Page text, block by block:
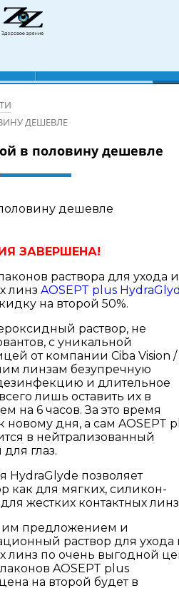
зрения
ДЕШЕВЛЕ
в половину дешевле
ЗАВЕРШЕНА!
раствора для ухода и
линз AOSEPT plus
на второй 50%.
раствор, не
с уникальной
от компании Ciba Vision /
линзам безупречную
и длительное
лишь оставить их в
на 6 часов. За это время
новому дня, а сам AOSEPT
в нейтрализованный
глаз.
HydraGlyde позволяет
как для мягких, силикон-
жестких контактных
предложением и
раствор для ухода
линз по очень выгодной
AOSEPT plus
на второй будет в